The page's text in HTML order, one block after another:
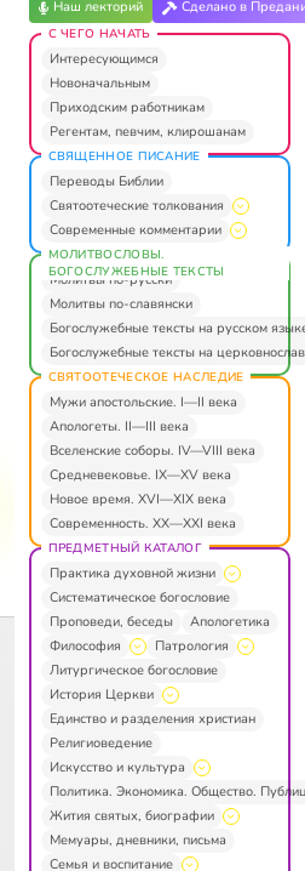
Наш лекторий Сделано в
С ЧЕГО НАЧАТЬ
Интересующимся
Новоначальным
Приходским работникам
Регентам, певчим, клирошанам
СВЯЩЕННОЕ ПИСАНИЕ
Переводы Библии
Святоотеческие толкования
Современные комментарии
МОЛИТВОСЛОВЫ.
БОГОСЛУЖЕБНЫЕ ТЕКСТЫ
Молитвы по-русски
Молитвы по-славянски
Богослужебные тексты на русском
Богослужебные тексты на
СВЯТООТЕЧЕСКОЕ НАСЛЕДИЕ
Мужи апостольские. I—II века
Апологеты. II—III века
Вселенские соборы. IV—VIII века
Средневековье. IX—XV века
Новое время. XVI—XIX века
Современность. XX—XXI века
ПРЕДМЕТНЫЙ КАТАЛОГ
Практика духовной жизни
Систематическое богословие
Проповеди, беседы
Апологетика
Философия
Патрология
Литургическое богословие
История Церкви
Единство и разделения христиан
Религиоведение
Искусство и культура
Политика. Экономика. Общество.
Жития святых, биографии
Мемуары, дневники, письма
Семья и воспитание